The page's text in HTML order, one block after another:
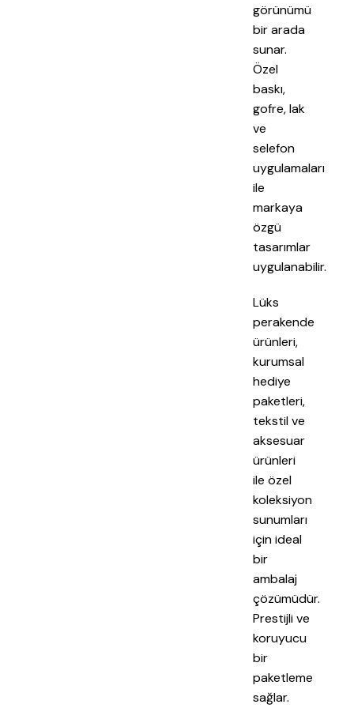
görünümü
bir arada
sunar.
Özel
baskı,
gofre, lak
ve
selefon
uygulamaları
ile
markaya
özgü
tasarımlar
uygulanabilir.
Lüks
perakende
ürünleri,
kurumsal
hediye
paketleri,
tekstil ve
aksesuar
ürünleri
ile özel
koleksiyon
sunumları
için ideal
bir
ambalaj
çözümüdür.
Prestijli ve
koruyucu
bir
paketleme
sağlar.